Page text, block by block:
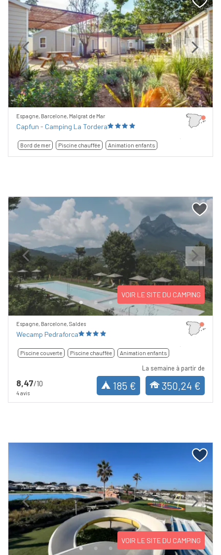
Previous Next
Espagne, Barcelone, Malgrat de Mar
Capfun - Camping La Tordera
Bord de mer Piscine chauffée Animation enfants
Previous Next
VOIR LE SITE DU CAMPING
Espagne, Barcelone, Saldes
Wecamp Pedraforca
Piscine couverte Piscine chauffée Animation enfants
8,47/10
4 avis
La semaine à partir de
185 € 350,24 €
Previous Next
VOIR LE SITE DU CAMPING